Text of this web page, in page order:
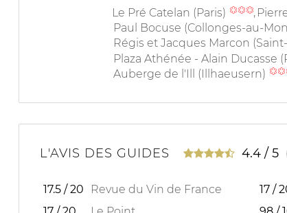
Le Pré Catelan (Paris)
Paul Bocuse (Collonges-au-
Régis et Jacques Marcon
Plaza Athénée - Alain Ducasse
Auberge de l'Ill (Illhaeusern)
L'AVIS DES GUIDES 4.4 / 5
17.5 / 20
Revue du Vin de France
17 /